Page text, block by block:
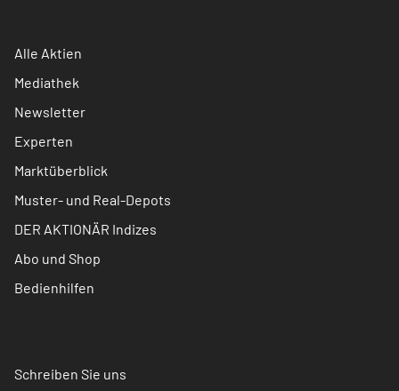
Alle Aktien
Mediathek
Newsletter
Experten
Marktüberblick
Muster- und Real-Depots
DER AKTIONÄR Indizes
Abo und Shop
Bedienhilfen
Schreiben Sie uns